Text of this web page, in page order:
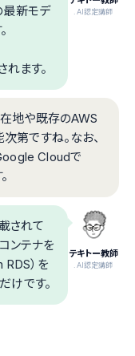
.AI認定講師
最新モデ
ます。
地や既存のAWS
第ですね。なお、
Cloudで
テキトー教師
.AI認定講師
されて
ンテナを
）を
けです。